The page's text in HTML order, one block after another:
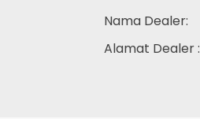
Nama Dealer:
Alamat Dealer :